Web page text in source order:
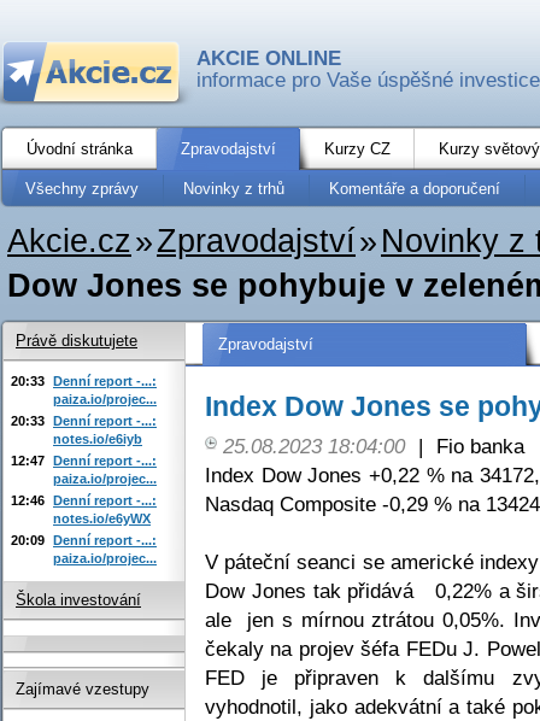
AKCIE ONLINE
informace pro Vaše úspěšné investice
Úvodní stránka Zpravodajství Kurzy CZ Kurzy
Všechny zprávy Novinky z trhů Komentáře a doporučení
Akcie.cz»Zpravodajství» Novinky z
Dow Jones se pohybuje v
Zpravodajství
Index Dow Jones se
25.08.2023 18:04:00 |
Fio banka
Index Dow Jones +0,22 % na
Nasdaq Composite -0,29 % na
V páteční seanci se americké
Dow Jones tak přidává 0,22% a
ale jen s mírnou ztrátou 0,05%.
čekaly na projev šéfa FEDu J.
FED je připraven k dalšímu
vyhodnotil, jako adekvátní a také
Právě diskutujete
20:33 Denní report -...:
paiza.io/projec...
20:33 Denní report -...:
notes.io/e6iyb
12:47 Denní report -...:
paiza.io/projec...
12:46 Denní report -...:
notes.io/e6yWX
20:09 Denní report -...:
paiza.io/projec...
Škola investování
Zajímavé vzestupy